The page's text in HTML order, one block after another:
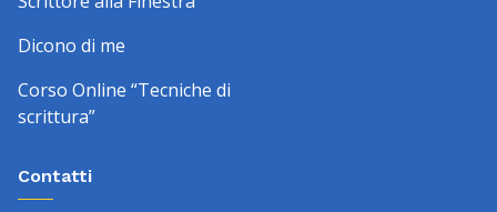
Dicono di me
Corso Online “Tecniche di
scrittura”
Contatti